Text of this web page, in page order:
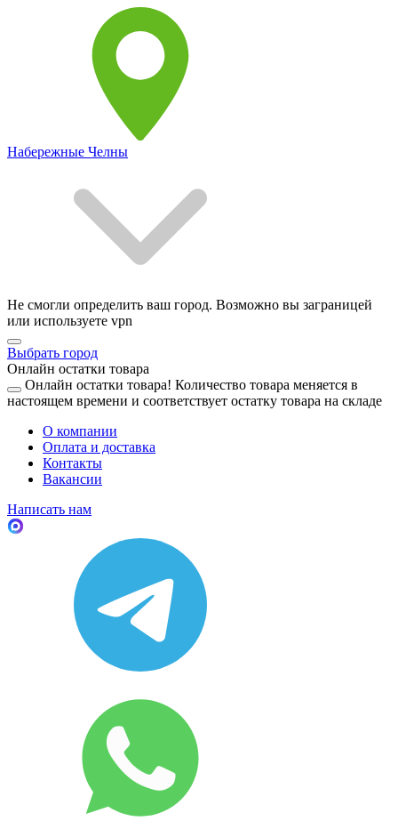
Набережные Челны
Не смогли определить ваш город. Возможно вы заграницей
или используете vpn
Выбрать город
Онлайн остатки товара
Онлайн остатки товара! Количество товара меняется в
настоящем времени и соответствует остатку товара на складе
О компании
Оплата и доставка
Контакты
Вакансии
Написать нам